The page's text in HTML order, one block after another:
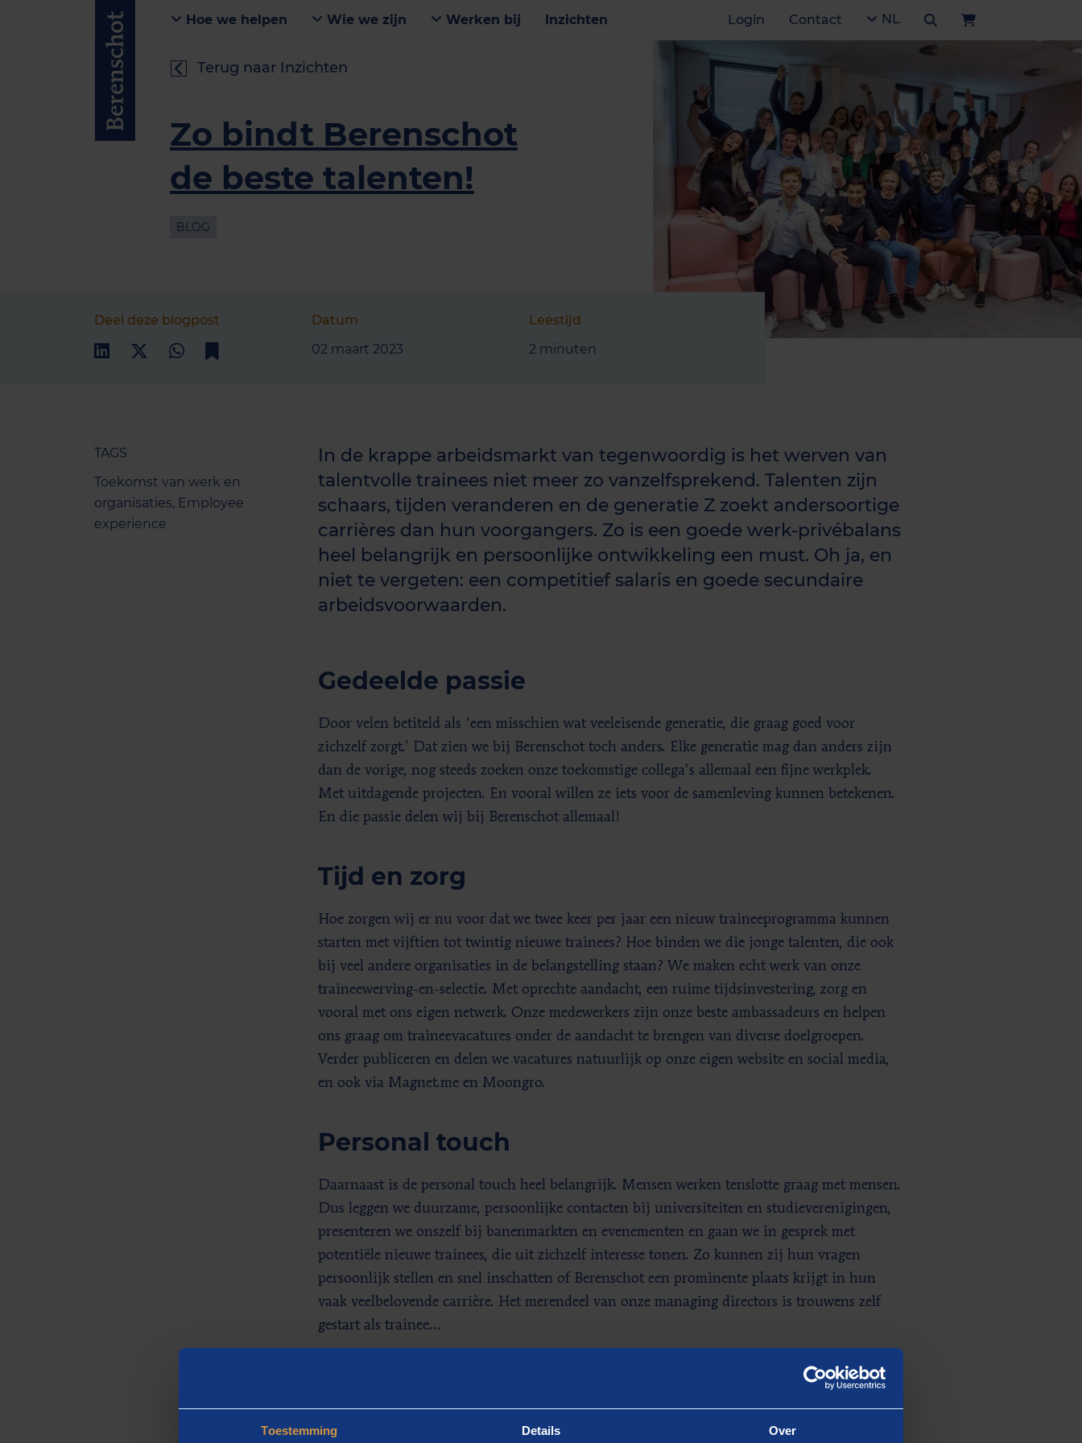
Toestemming Details Over
Hoe we helpen Wie we zijn Werken bij Inzichten Login Contact NL
Terug naar Inzichten
Zo bindt Berenschot
de beste talenten!
BLOG
Deel deze blogpost
Datum
02 maart 2023
Leestijd
2 minuten
TAGS
Toekomst van werk en
organisaties, Employee
experience
In de krappe arbeidsmarkt van tegenwoordig is het werven van
talentvolle trainees niet meer zo vanzelfsprekend. Talenten zijn
schaars, tijden veranderen en de generatie Z zoekt andersoortige
carrières dan hun voorgangers. Zo is een goede werk-privébalans
heel belangrijk en persoonlijke ontwikkeling een must. Oh ja, en
niet te vergeten: een competitief salaris en goede secundaire
arbeidsvoorwaarden.
Gedeelde passie
Door velen betiteld als ‘een misschien wat veeleisende generatie, die graag goed voor
zichzelf zorgt.’ Dat zien we bij Berenschot toch anders. Elke generatie mag dan anders zijn
dan de vorige, nog steeds zoeken onze toekomstige collega’s allemaal een fijne werkplek.
Met uitdagende projecten. En vooral willen ze iets voor de samenleving kunnen betekenen.
En die passie delen wij bij Berenschot allemaal!
Tijd en zorg
Hoe zorgen wij er nu voor dat we twee keer per jaar een nieuw traineeprogramma kunnen
starten met vijftien tot twintig nieuwe trainees? Hoe binden we die jonge talenten, die ook
bij veel andere organisaties in de belangstelling staan? We maken echt werk van onze
traineewerving-en-selectie. Met oprechte aandacht, een ruime tijdsinvestering, zorg en
vooral met ons eigen netwerk. Onze medewerkers zijn onze beste ambassadeurs en helpen
ons graag om traineevacatures onder de aandacht te brengen van diverse doelgroepen.
Verder publiceren en delen we vacatures natuurlijk op onze eigen website en social media,
en ook via Magnet.me en Moongro.
Personal touch
Daarnaast is de personal touch heel belangrijk. Mensen werken tenslotte graag met mensen.
Dus leggen we duurzame, persoonlijke contacten bij universiteiten en studieverenigingen,
presenteren we onszelf bij banenmarkten en evenementen en gaan we in gesprek met
potentiële nieuwe trainees, die uit zichzelf interesse tonen. Zo kunnen zij hun vragen
persoonlijk stellen en snel inschatten of Berenschot een prominente plaats krijgt in hun
vaak veelbelovende carrière. Het merendeel van onze managing directors is trouwens zelf
gestart als trainee…
Het sollicitatieproces is een geoliede machine. De draaiboeken liggen klaar, hiring teams